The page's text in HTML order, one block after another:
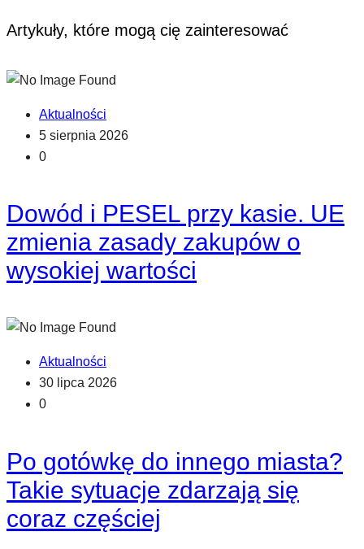
Artykuły, które mogą cię zainteresować
Aktualności
5 sierpnia 2026
0
Dowód i PESEL przy kasie. UE
zmienia zasady zakupów o
wysokiej wartości
Aktualności
30 lipca 2026
0
Po gotówkę do innego miasta?
Takie sytuacje zdarzają się
coraz częściej